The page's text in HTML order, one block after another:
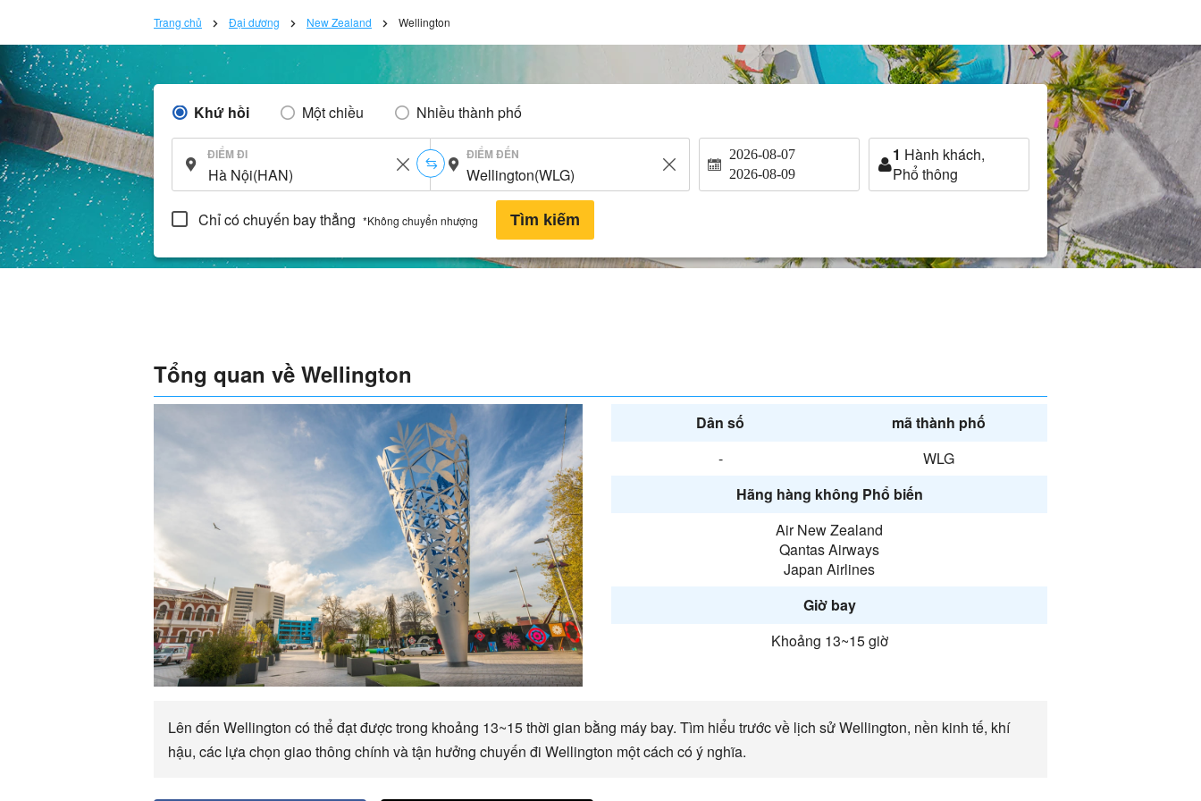
Trang chủ Đại dương New Zealand Wellington
Khứ hồi Một chiều Nhiều thành phố
ĐIỂM ĐI ĐIỂM ĐẾN 2026-08-07
2026-08-09
1 Hành khách,
Phổ thông
Chỉ có chuyến bay thẳng *Không chuyển nhượng Tìm kiếm
Tổng quan về Wellington
Dân số
mã thành phố
-
WLG
Hãng hàng không Phổ biến
Air New Zealand
Qantas Airways
Japan Airlines
Giờ bay
Khoảng 13~15 giờ
Lên đến Wellington có thể đạt được trong khoảng 13~15 thời gian bằng máy bay. Tìm hiểu trước về lịch sử Wellington, nền kinh tế, khí
hậu, các lựa chọn giao thông chính và tận hưởng chuyến đi Wellington một cách có ý nghĩa.